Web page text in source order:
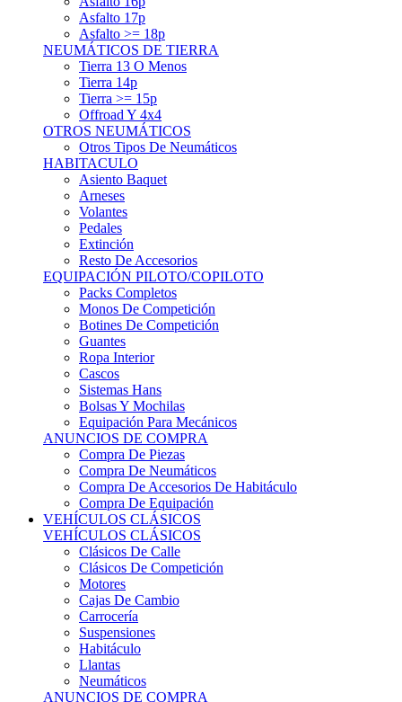
Asfalto 17p
Asfalto >= 18p
NEUMÁTICOS DE TIERRA
Tierra 13 O Menos
Tierra 14p
Tierra >= 15p
Offroad Y 4x4
OTROS NEUMÁTICOS
Otros Tipos De Neumáticos
HABITACULO
Asiento Baquet
Arneses
Volantes
Pedales
Extinción
Resto De Accesorios
EQUIPACIÓN PILOTO/COPILOTO
Packs Completos
Monos De Competición
Botines De Competición
Guantes
Ropa Interior
Cascos
Sistemas Hans
Bolsas Y Mochilas
Equipación Para Mecánicos
ANUNCIOS DE COMPRA
Compra De Piezas
Compra De Neumáticos
Compra De Accesorios De Habitáculo
Compra De Equipación
VEHÍCULOS CLÁSICOS
VEHÍCULOS CLÁSICOS
Clásicos De Calle
Clásicos De Competición
Motores
Cajas De Cambio
Carrocería
Suspensiones
Habitáculo
Llantas
Neumáticos
ANUNCIOS DE COMPRA